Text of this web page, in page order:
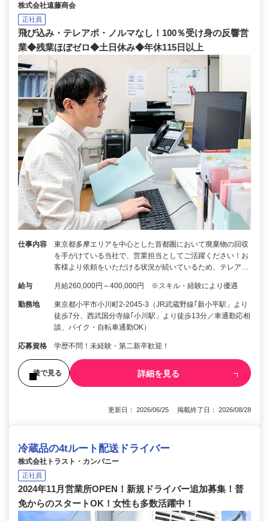
株式会社遠藤商会
正社員
飛び込み・テレアポ・ノルマなし！100％受け身の反響営
業◆残業ほぼゼロ◆土日休み◆年休115日以上
仕事内容
東京都多摩エリアを中心とした首都圏において廃棄物の回収
を手がけている当社で、営業担当としてご活躍ください！お
客様より依頼をいただける状況が続いているため、テレア…
給与 月給260,000円～400,000円 ※スキル・経験により優遇
勤務地
東京都小平市小川町2-2045-3（JR武蔵野線｢新小平駅」より
徒歩7分、西武国分寺線｢小川駅」より徒歩13分／車通勤応相
談、バイク・自転車通勤OK）
応募資格 学歴不問！未経験・第二新卒歓迎！
後で見る 詳細を見る
更新日： 2026/06/25 掲載終了日： 2026/08/28
冷蔵品の4tルート配送ドライバー
株式会社トラスト・カンパニー
正社員
2024年11月営業所OPEN！新規ドライバー追加募集！普
免からのスタートOK！女性も多数活躍中！